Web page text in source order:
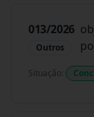
013/2026
Outros
Situação: